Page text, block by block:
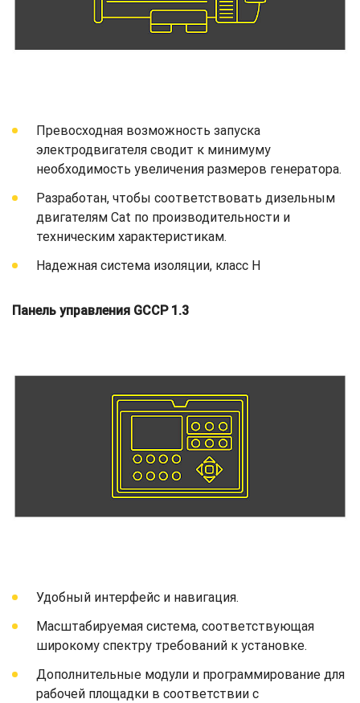
Превосходная возможность запуска
электродвигателя сводит к минимуму
необходимость увеличения размеров генератора.
Разработан, чтобы соответствовать дизельным
двигателям Cat по производительности и
техническим характеристикам.
Надежная система изоляции, класс H
Панель управления GCCP 1.3
Удобный интерфейс и навигация.
Масштабируемая система, соответствующая
широкому спектру требований к установке.
Дополнительные модули и программирование для
рабочей площадки в соответствии с